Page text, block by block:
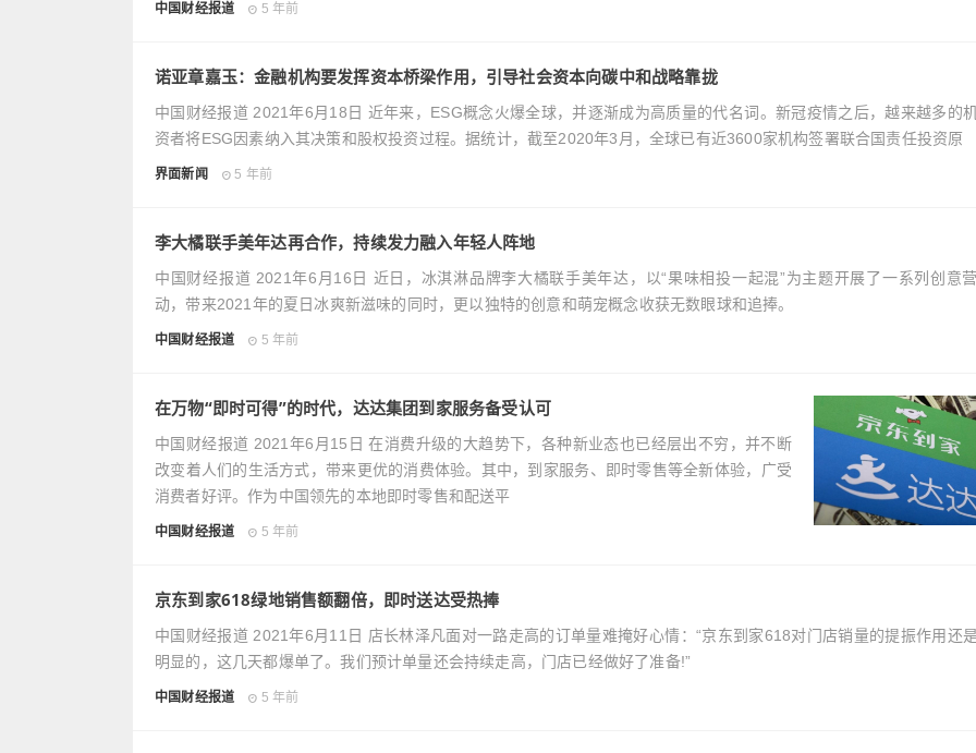
中国财经报道 5 年前
诺亚章嘉玉：金融机构要发挥资本桥梁作用，引导社会资本向碳中和战略靠拢
中国财经报道 2021年6月18日 近年来，ESG概念火爆全球，并逐渐成为高质量的代名词。新冠疫情之后，越来越多的
资者将ESG因素纳入其决策和股权投资过程。据统计，截至2020年3月，全球已有近3600家机构签署联合国责任投资原
界面新闻 5 年前
李大橘联手美年达再合作，持续发力融入年轻人阵地
中国财经报道 2021年6月16日 近日，冰淇淋品牌李大橘联手美年达，以“果味相投一起混”为主题开展了一系列创意
动，带来2021年的夏日冰爽新滋味的同时，更以独特的创意和萌宠概念收获无数眼球和追捧。
中国财经报道 5 年前
在万物“即时可得”的时代，达达集团到家服务备受认可
中国财经报道 2021年6月15日 在消费升级的大趋势下，各种新业态也已经层出不穷，并不断
改变着人们的生活方式，带来更优的消费体验。其中，到家服务、即时零售等全新体验，广受
消费者好评。作为中国领先的本地即时零售和配送平
中国财经报道 5 年前
京东到家618绿地销售额翻倍，即时送达受热捧
中国财经报道 2021年6月11日 店长林泽凡面对一路走高的订单量难掩好心情：“京东到家618对门店销量的提振作用还
明显的，这几天都爆单了。我们预计单量还会持续走高，门店已经做好了准备!”
中国财经报道 5 年前